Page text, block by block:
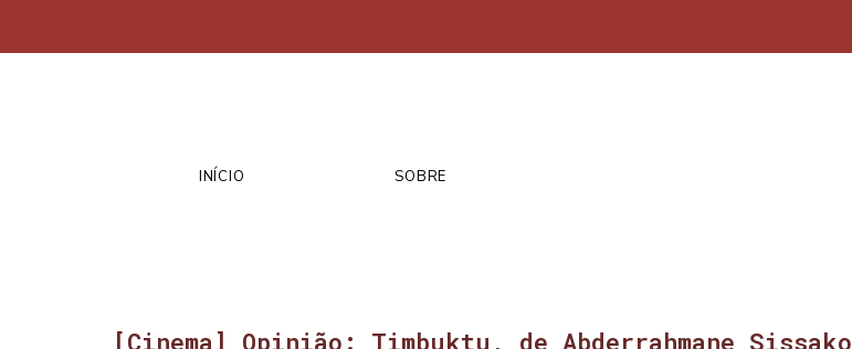
INÍCIO SOBRE
[Cinema] Opinião: Timbuktu, de Abderrahmane Sissako